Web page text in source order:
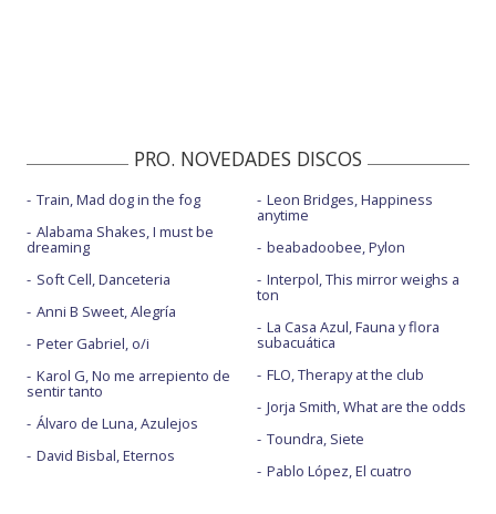
PRO. NOVEDADES DISCOS
Train, Mad dog in the fog
Alabama Shakes, I must be
dreaming
Soft Cell, Danceteria
Anni B Sweet, Alegría
Peter Gabriel, o/i
Karol G, No me arrepiento de
sentir tanto
Álvaro de Luna, Azulejos
David Bisbal, Eternos
Leon Bridges, Happiness
anytime
beabadoobee, Pylon
Interpol, This mirror weighs a
ton
La Casa Azul, Fauna y flora
subacuática
FLO, Therapy at the club
Jorja Smith, What are the odds
Toundra, Siete
Pablo López, El cuatro